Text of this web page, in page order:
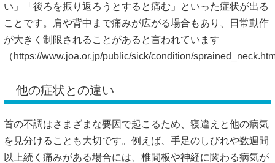
い」「後ろを振り返ろうとすると痛む」といった症状が出る
ことです。肩や背中まで痛みが広がる場合もあり、日常動作
が大きく制限されることがあると言われています
（ https://www.joa.or.jp/public/sick/condition/
他の症状との違い
首の不調はさまざまな要因で起こるため、寝違えと他の病気
を見分けることも大切です。例えば、手足のしびれや数週間
以上続く痛みがある場合には、椎間板や神経に関わる病気が